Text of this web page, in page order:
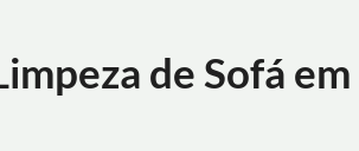
de Sofá em